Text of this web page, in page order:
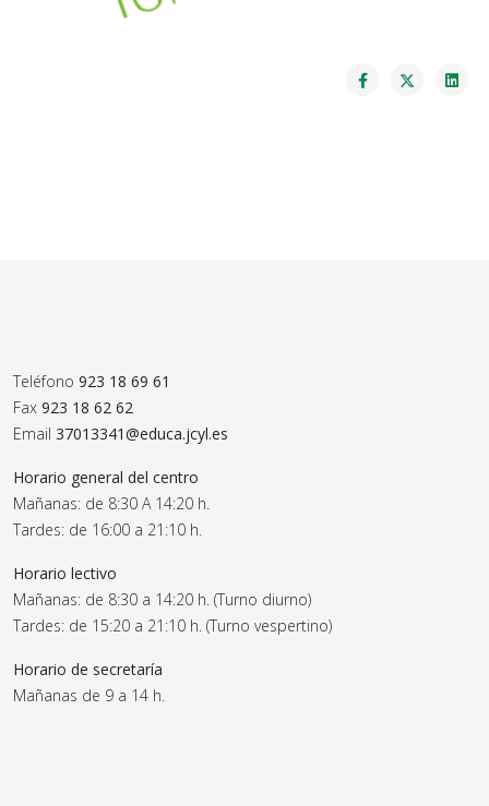
Teléfono 923 18 69 61
Fax 923 18 62 62
Email 37013341@educa.jcyl.es
Horario general del centro
Mañanas: de 8:30 A 14:20 h.
Tardes: de 16:00 a 21:10 h.
Horario lectivo
Mañanas: de 8:30 a 14:20 h. (Turno diurno)
Tardes: de 15:20 a 21:10 h. (Turno vespertino)
Horario de secretaría
Mañanas de 9 a 14 h.